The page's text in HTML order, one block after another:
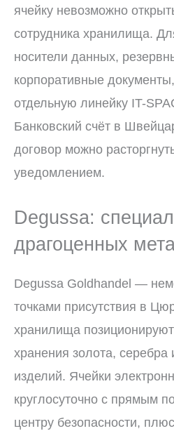
ячейку невозможно
сотрудника хранилища.
носители данных,
корпоративные
отдельную линейку IT-
Банковский счёт в
договор можно
уведомлением.
Degussa:
драгоценных
Degussa Goldhandel —
точками присутствия в
хранилища
хранения золота,
изделий. Ячейки
круглосуточно с прямым
центру безопасности,